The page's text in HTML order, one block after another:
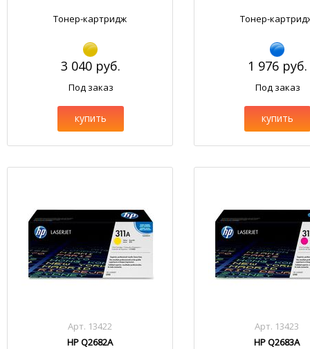
Тонер-картридж
3 040 руб.
Под заказ
купить
Тонер-
1 976 руб.
Под заказ
купить
Арт. 13422
HP Q2682A
Арт. 13423
HP Q2683A